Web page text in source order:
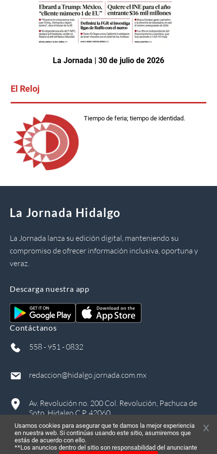
La Jornada | 30 de julio de 2026
El Reloj
Tiempo de feria; tiempo de identidad.
La Jornada Hidalgo
La Jornada lanza su edición digital, manteniendo su
compromiso de ofrecer información inclusiva, oportuna y
veraz.
Descarga nuestra app
Contáctanos
558 - 951 - 0832
redaccion@hidalgo.jornada.com.mx
Av. Revolución no. 200 Col. Revolución, Pachuca de
Soto, Hidalgo C.P. 42060
Usamos cookies para asegurar que te damos la mejor experiencia
en nuestra web. Si continúas usando este sitio, asumiremos que
estás de acuerdo con ello.
**Los anuncios dentro del sitio son responsabilidad del anunciante